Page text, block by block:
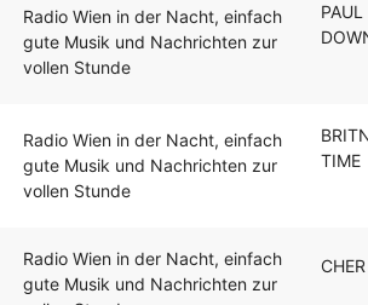
Radio Wien in der Nacht, einfach
gute Musik und Nachrichten zur
vollen Stunde
Radio Wien in der Nacht, einfach
gute Musik und Nachrichten zur
vollen Stunde
TIME
Radio Wien in der Nacht, einfach
gute Musik und Nachrichten zur